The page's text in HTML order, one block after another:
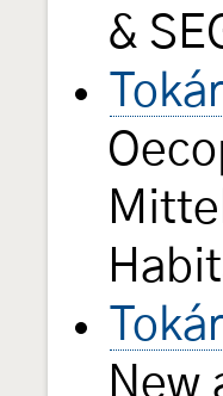
&
New